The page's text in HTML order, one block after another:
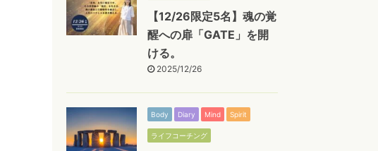
【12/26限定5名】魂の覚
醒への扉「GATE」を開
ける。
2025/12/26
Body Diary Mind Spirit
ライフコーチング